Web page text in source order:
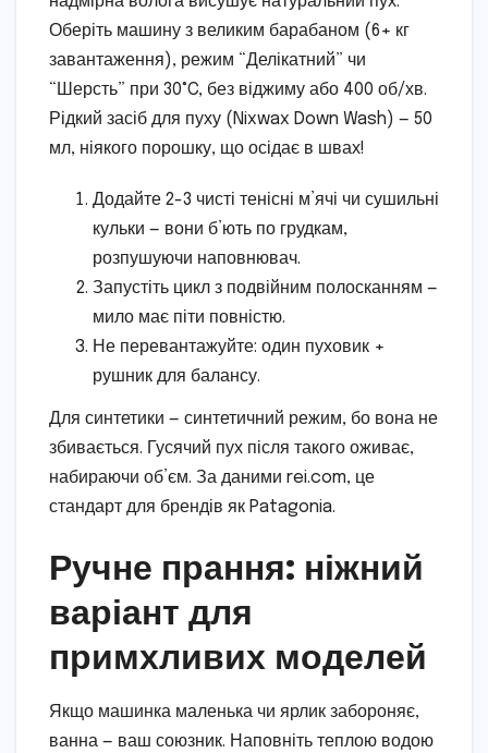
Оберіть машину з великим барабаном (6+ кг
завантаження), режим “Делікатний” чи
“Шерсть” при 30°C, без віджиму або 400 об/хв.
Рідкий засіб для пуху (Nixwax Down Wash) — 50
мл, ніякого порошку, що осідає в швах!
Додайте 2-3 чисті тенісні м’ячі чи сушильні
кульки — вони б’ють по грудкам,
розпушуючи наповнювач.
Запустіть цикл з подвійним полосканням —
мило має піти повністю.
Не перевантажуйте: один пуховик +
рушник для балансу.
Для синтетики — синтетичний режим, бо вона не
збивається. Гусячий пух після такого оживає,
набираючи об’єм. За даними rei.com, це
стандарт для брендів як Patagonia.
Ручне прання: ніжний
варіант для
примхливих моделей
Якщо машинка маленька чи ярлик забороняє,
ванна — ваш союзник. Наповніть теплою водою